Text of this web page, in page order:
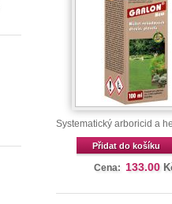
Systematický arboricid a
Přidat do košíku
Cena: 133.00